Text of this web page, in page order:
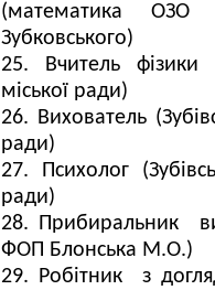
(математика ОЗО
Зубковського)
Вчитель фізики
міської ради)
Вихователь
ради)
Психолог
ради)
Прибиральник
ФОП Блонська М.О.)
Робітник з